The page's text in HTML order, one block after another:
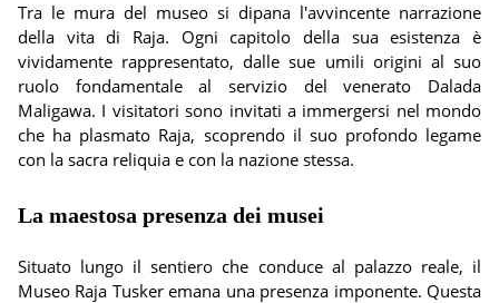
Tra le mura del museo si dipana l'avvincente narrazione
della vita di Raja. Ogni capitolo della sua esistenza è
vividamente rappresentato, dalle sue umili origini al suo
ruolo fondamentale al servizio del venerato Dalada
Maligawa. I visitatori sono invitati a immergersi nel mondo
che ha plasmato Raja, scoprendo il suo profondo legame
con la sacra reliquia e con la nazione stessa.
La maestosa presenza dei musei
Situato lungo il sentiero che conduce al palazzo reale, il
Museo Raja Tusker emana una presenza imponente. Questa